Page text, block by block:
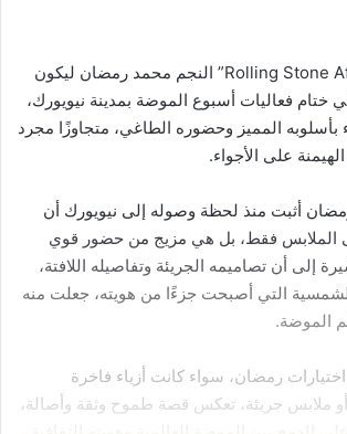
اختارت مجلة “Rolling Stone Africa” النجم محمد رمضان ليكون
في ختام فعاليات أسبوع الموضة بمدينة نيويورك،
المميز وحضوره الطاغي، متجاوزًا مجرد
على الأجواء.
أثبت منذ لحظة وصوله إلى نيويورك أن
الملابس فقط، بل هي مزيج من حضور قوي
إلى أن تصاميمه الجريئة وتفاصيله اللافتة،
التي أصبحت جزءًا من هويته، جعلت منه
الموضة.
رمضان، سواء كانت أزياء فاخرة
ملابس جريئة، تعكس قصة طموح وثقة وأصالة،